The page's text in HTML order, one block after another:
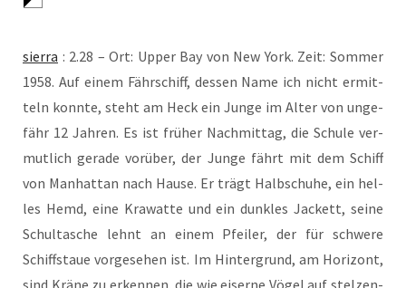
sier­ra : 2.28 – Ort: Upper Bay von New York. Zeit: Som­mer
1958. Auf einem Fähr­schiff, des­sen Name ich nicht ermit­
teln konn­te, steht am Heck ein Jun­ge im Alter von unge­
fähr 12 Jah­ren. Es ist frü­her Nach­mit­tag, die Schu­le ver­
mut­lich gera­de vor­über, der Jun­ge fährt mit dem Schiff
von Man­hat­tan nach Hau­se. Er trägt Halb­schu­he, ein hel­
les Hemd, eine Kra­wat­te und ein dunk­les Jackett, sei­ne
Schul­ta­sche lehnt an einem Pfei­ler, der für schwe­re
Schiffstaue vor­ge­se­hen ist. Im Hin­ter­grund, am Hori­zont,